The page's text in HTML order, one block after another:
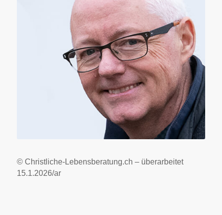
© Christliche-Lebensberatung.ch – überarbeitet
15.1.2026/ar